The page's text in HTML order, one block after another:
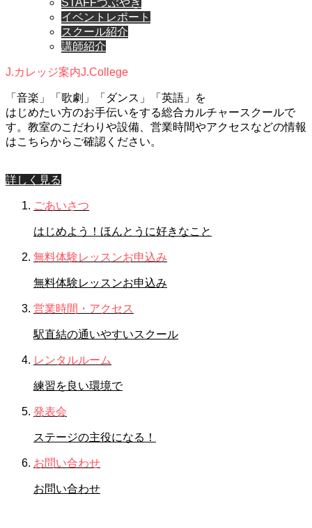
STAFFつぶやき
イベントレポート
スクール紹介
講師紹介
J.カレッジ案内J.College
「音楽」「歌劇」「ダンス」「英語」を
はじめたい方のお手伝いをする総合カルチャースクールで
す。教室のこだわりや設備、営業時間やアクセスなどの情報
はこちらからご確認ください。
詳しく見る
ごあいさつ
はじめよう！ほんとうに好きなこと
無料体験レッスンお申込み
無料体験レッスンお申込み
営業時間・アクセス
駅直結の通いやすいスクール
レンタルルーム
練習を良い環境で
発表会
ステージの主役になる！
お問い合わせ
お問い合わせ